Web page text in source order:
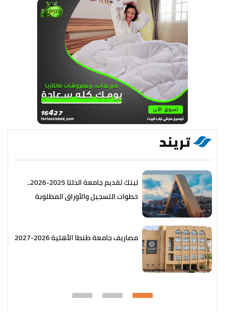
تريند
لينك تقديم جامعة الدلتا 2025-2026..
خطوات التسجيل والأوراق المطلوبة
مصاريف جامعة طنطا الأهلية 2026-2027